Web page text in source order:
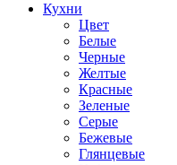
Кухни
Цвет
Белые
Черные
Желтые
Красные
Зеленые
Серые
Бежевые
Глянцевые